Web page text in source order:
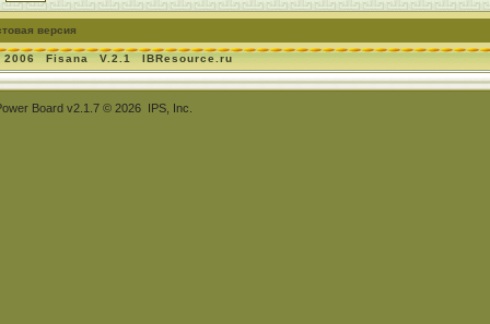
версия
Fisana V.2.1 IBResource.ru
Board v2.1.7 © 2026 IPS, Inc.